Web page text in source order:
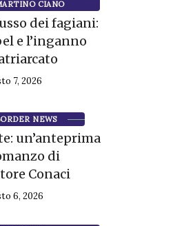
CIANO
dei fagiani:
e l’inganno
7, 2026
NEWS
un’anteprima
di
Conaci
6, 2026